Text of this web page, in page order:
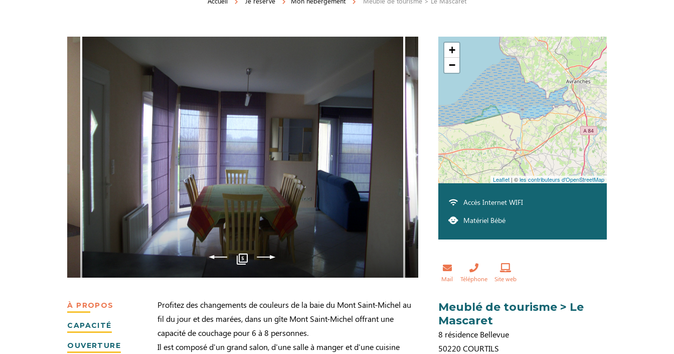
5
À PROPOS
CAPACITÉ
OUVERTURE
Profitez des changements de couleurs de la baie du Mont Saint-Michel au
fil du jour et des marées, dans un gîte Mont Saint-Michel offrant une
capacité de couchage pour 6 à 8 personnes.
Il est composé d'un grand salon, d'une salle à manger et d'une cuisine
+
−
Leaflet| ©les contributeurs d'OpenStreetMap
Accès Internet WIFI
Matériel Bébé
Mail Téléphone Site web
Meublé de tourisme > Le
Mascaret
8 résidence Bellevue
50220 COURTILS